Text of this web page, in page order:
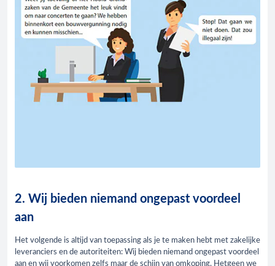
2. Wij bieden niemand ongepast voordeel
aan
Het volgende is altijd van toepassing als je te maken hebt met zakelijke
leveranciers en de autoriteiten: Wij bieden niemand ongepast voordeel
aan en wij voorkomen zelfs maar de schijn van omkoping. Hetgeen we